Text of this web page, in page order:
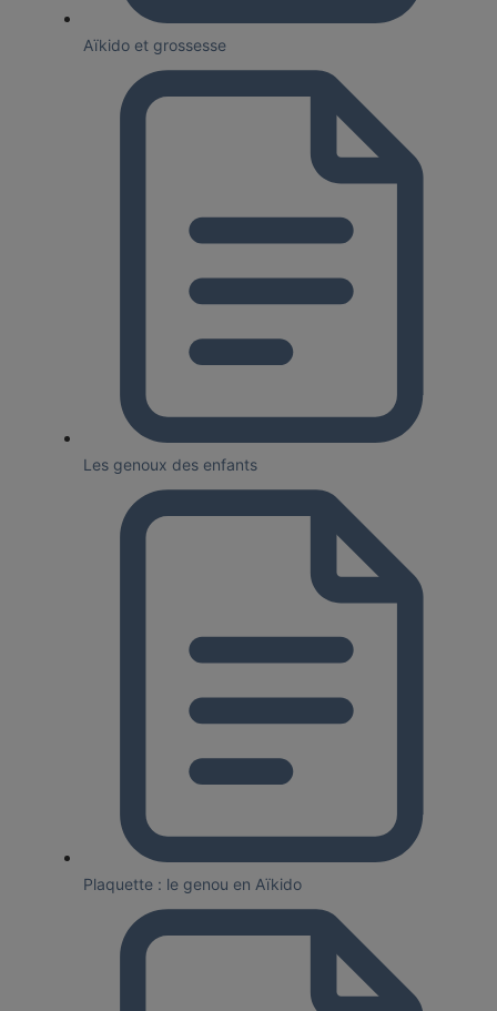
Aïkido et grossesse
Les genoux des enfants
Plaquette : le genou en Aïkido